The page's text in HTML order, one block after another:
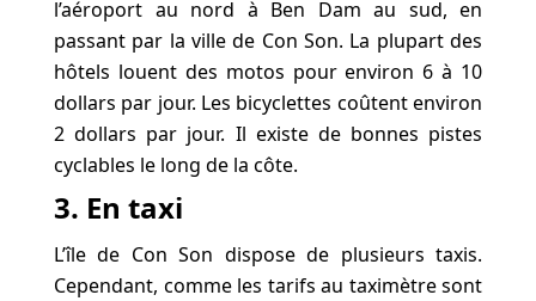
l’aéroport au nord à Ben Dam au sud, en
passant par la ville de Con Son. La plupart des
hôtels louent des motos pour environ 6 à 10
dollars par jour. Les bicyclettes coûtent environ
2 dollars par jour. Il existe de bonnes pistes
cyclables le long de la côte.
3. En taxi
L’île de Con Son dispose de plusieurs taxis.
Cependant, comme les tarifs au taximètre sont